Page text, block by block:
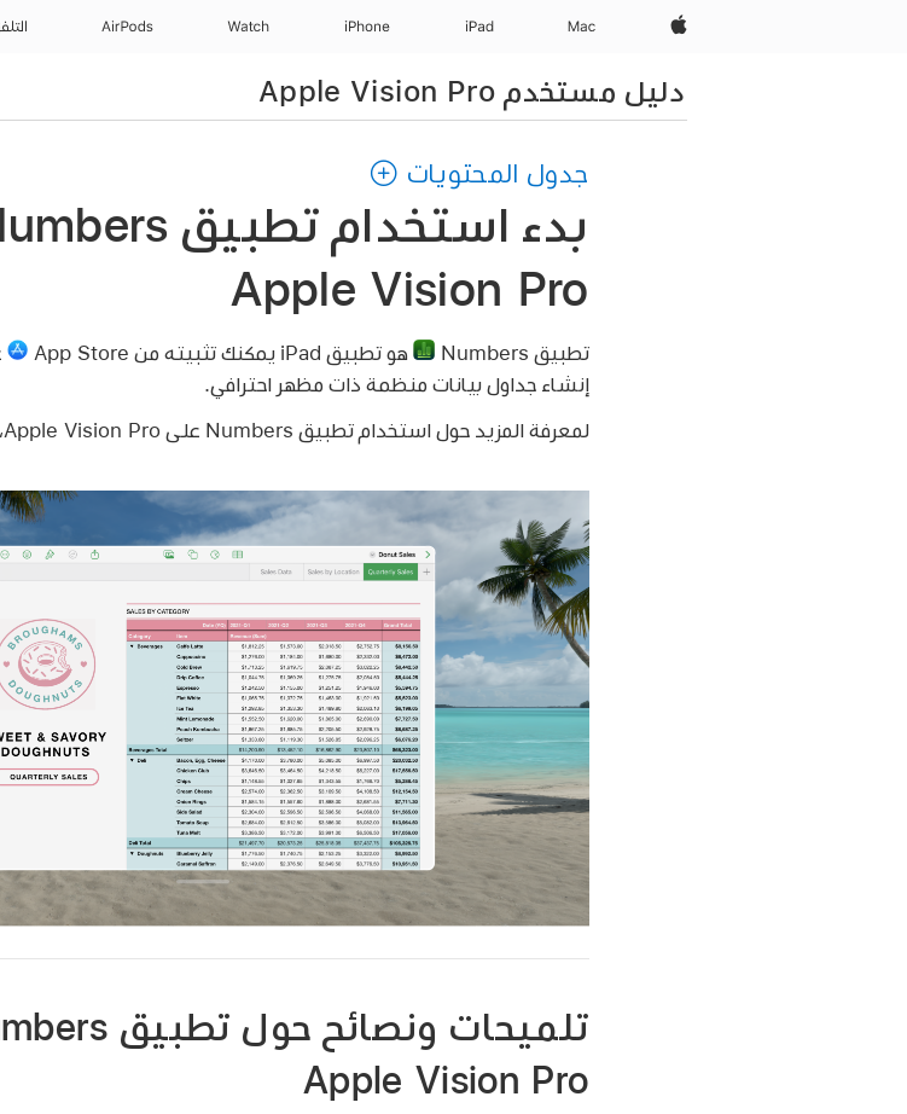
Apple‏
Mac
iPad‏
iPhone
Watch
AirPods
دليل مستخدم Apple Vision Pro
جدول المحتويات
Apple Vision Pro
تطبيق Numbers هو تطبيق iPad يمكنك تثبيته من App Store
إنشاء جداول بيانات منظمة ذات مظهر احترافي.
لمعرفة المزيد حول استخدام تطبيق Numbers على Apple Vision Pro، انظر
Apple Vision Pro